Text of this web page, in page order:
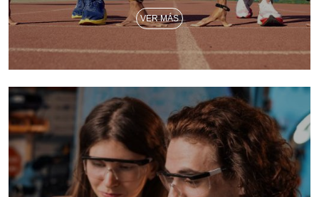
VER MÁS